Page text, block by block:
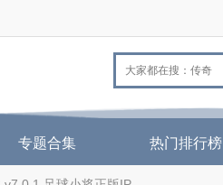
专题合集 热门排行榜